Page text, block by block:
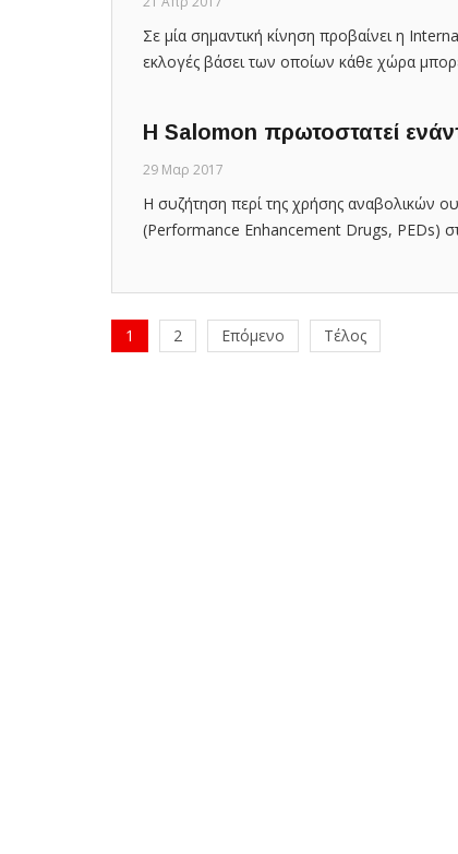
Σε μία σημαντική κίνηση προβαίνει η
εκλογές βάσει των οποίων κάθε χώρα
Η Salomon πρωτοστατεί
29 Μαρ 2017
Η συζήτηση περί της χρήσης αναβολικών
(Performance Enhancement Drugs, PEDs)
1 2 Επόμενο Τέλος